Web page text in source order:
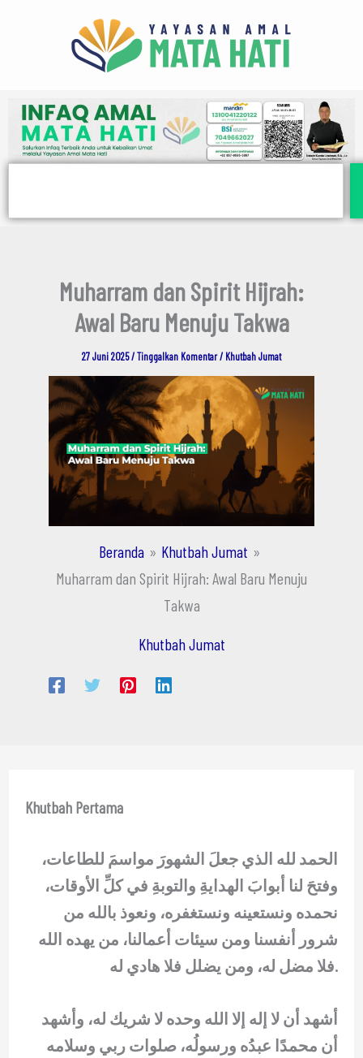
Muharram dan Spirit Hijrah:
Awal Baru Menuju Takwa
27 Juni 2025/Tinggalkan Komentar/ Khutbah Jumat
Beranda
Khutbah Jumat
Muharram dan Spirit Hijrah: Awal Baru Menuju
Takwa
Khutbah Jumat
Khutbah Pertama
الحمد لله الذي جعلَ الشهورَ مواسمَ للطاعات،
وفتحَ لنا أبوابَ الهدايةِ والتوبةِ في كلِّ الأوقات،
نحمده ونستعينه ونستغفره، ونعوذ بالله من
شرور أنفسنا ومن سيئات أعمالنا، من يهده الله
فلا مضل له، ومن يضلل فلا هادي له.
أشهد أن لا إله إلا الله وحده لا شريك له، وأشهد
أن محمدًا عبدُه ورسولُه، صلوات ربي وسلامه